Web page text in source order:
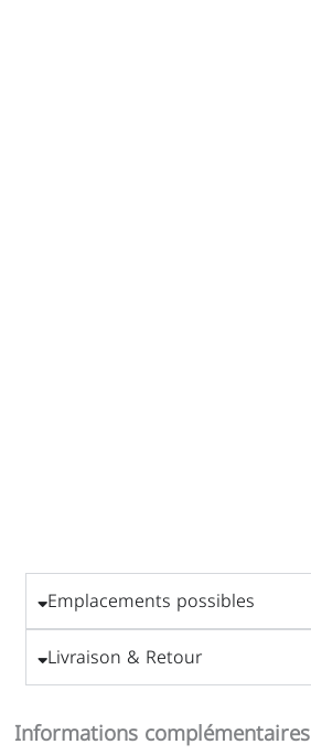
Emplacements possibles
Livraison & Retour
Informations complémentaires